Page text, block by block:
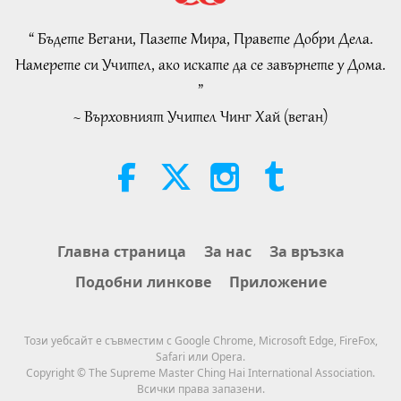
Важните Новини 2019-12-19 3586Преглед
Важните Новини
2019-12-20
31:16
Важните Новини 2019-12-21 3384Преглед
28:52
32:52
Важните Новини 2026-08-04 Преглед
19:31
An Analysis of Pleasure:
Pierre Gassendi (vegetarian), Part
2 of 2
The Legend of the Star Apple
Tree, Part 2 of 2
Climate Change Vulnerability
Around the World, Part 15 of a
“ Бъдете Вегани, Пазете Мира, Правете Добри Дела.
Намерете си Учител, ако искате да се завърнете у Дома.
”
~ Върховният Учител Чинг Хай (веган)
Главна страница За нас
За връзка
Подобни линкове
Приложение
Този уебсайт е съвместим с Google Chrome, Microsoft Edge, FireFox,
Safari или Opera.
Copyright © The Supreme Master Ching Hai International Association.
Всички права запазени.